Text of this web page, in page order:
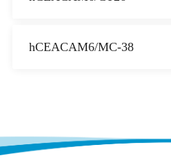
hCEACAM6/MC-38